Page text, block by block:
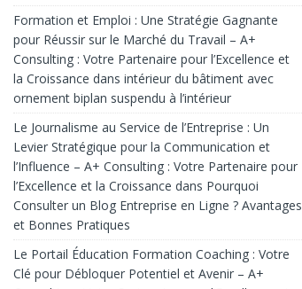
Formation et Emploi : Une Stratégie Gagnante
pour Réussir sur le Marché du Travail – A+
Consulting : Votre Partenaire pour l’Excellence et
la Croissance dans intérieur du bâtiment avec
ornement biplan suspendu à l’intérieur
Le Journalisme au Service de l’Entreprise : Un
Levier Stratégique pour la Communication et
l’Influence – A+ Consulting : Votre Partenaire pour
l’Excellence et la Croissance dans Pourquoi
Consulter un Blog Entreprise en Ligne ? Avantages
et Bonnes Pratiques
Le Portail Éducation Formation Coaching : Votre
Clé pour Débloquer Potentiel et Avenir – A+